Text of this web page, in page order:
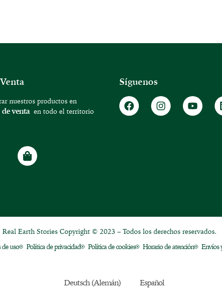
nuestros productos en
venta en todo el territorio
Síguenos
Real Earth Stories Copyright © 2023 – Todos los derechos reservados.
uso
Política de privacidad Política de cookies Horario de atención Envíos
Deutsch(Alemán) Español